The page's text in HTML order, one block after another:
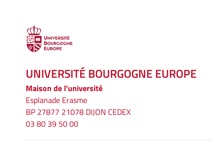
UNIVERSITÉ BOURGOGNE EUROPE
Maison de l'université
Esplanade Erasme
BP 27877 21078 DIJON CEDEX
03 80 39 50 00